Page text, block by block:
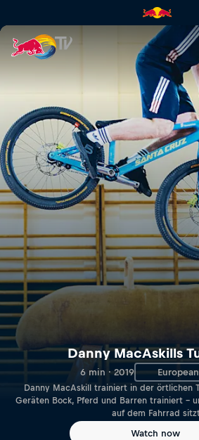
Danny MacAskills
6 min · 2019
Danny MacAskill trainiert in der örtlichen
Geräten Bock, Pferd und Barren trainiert –
auf dem Fahrrad
Watch now